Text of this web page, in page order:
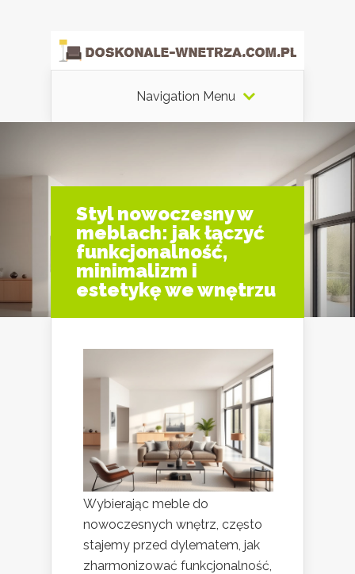
Navigation Menu
Styl nowoczesny w
meblach: jak łączyć
funkcjonalność,
minimalizm i
estetykę we wnętrzu
Wybierając meble do
nowoczesnych wnętrz, często
stajemy przed dylematem, jak
zharmonizować funkcjonalność,